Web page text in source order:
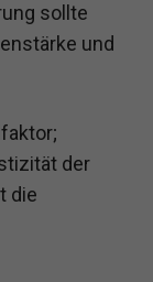
sollte
und
der
die